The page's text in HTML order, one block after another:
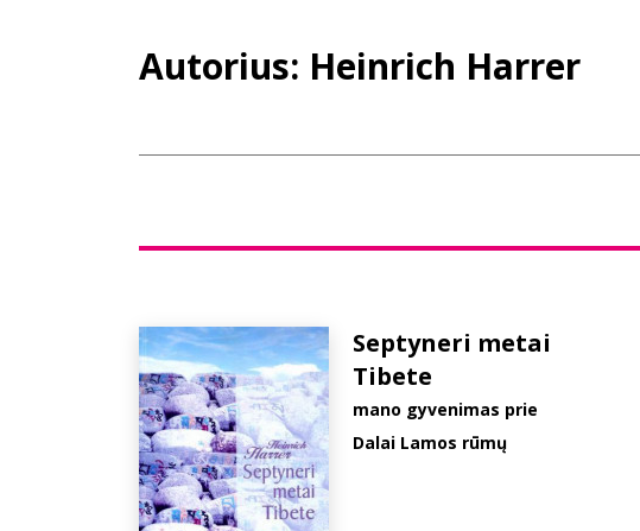
Autorius: Heinrich Harrer
Septyneri metai
Tibete
mano gyvenimas prie
Dalai Lamos rūmų